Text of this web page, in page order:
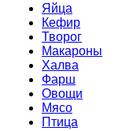
Яйца
Кефир
Творог
Макароны
Халва
Фарш
Овощи
Мясо
Птица